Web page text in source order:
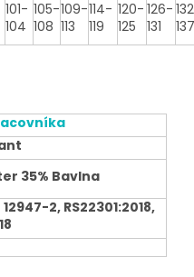
101-
104
105-
108
109-
113
114-
119
120-
125
126-
131
137
35% Bavlna
12947-2, RS22301:2018,